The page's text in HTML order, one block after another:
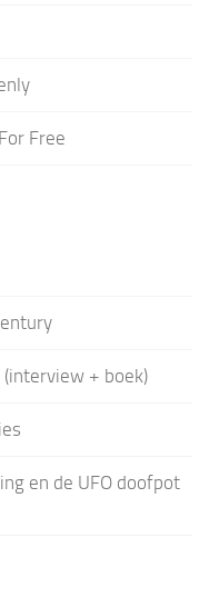
Free
(interview + boek)
en de UFO doofpot